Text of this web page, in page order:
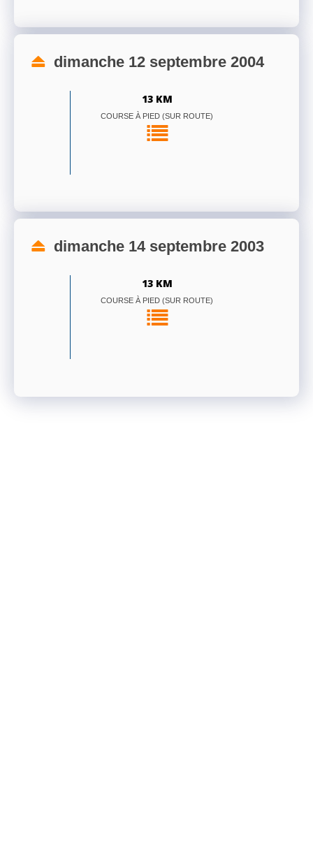
dimanche 12 septembre 2004
13 KM
COURSE À PIED (SUR ROUTE)
dimanche 14 septembre 2003
13 KM
COURSE À PIED (SUR ROUTE)